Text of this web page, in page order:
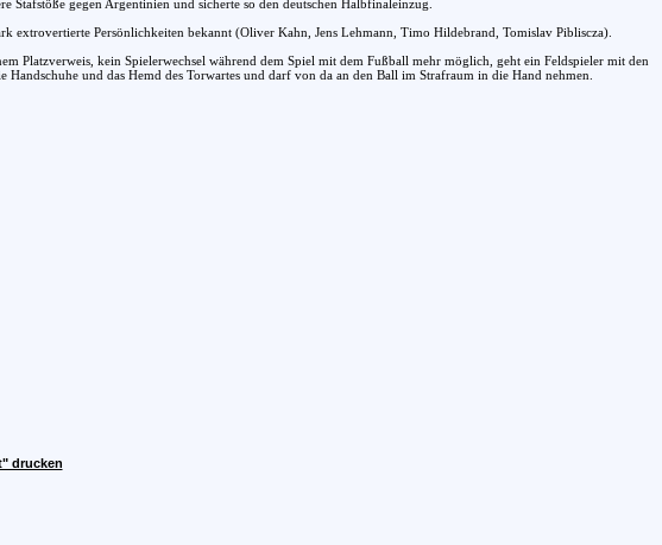
Stafstöße gegen Argentinien und sicherte so den deutschen Halbfinaleinzug.
extrovertierte Persönlichkeiten bekannt (Oliver Kahn, Jens Lehmann, Timo Hildebrand, Tomislav Pibliscza).
Platzverweis, kein Spielerwechsel während dem Spiel mit dem Fußball mehr möglich, geht ein Feldspieler mit den
Handschuhe und das Hemd des Torwartes und darf von da an den Ball im Strafraum in die Hand nehmen.
drucken